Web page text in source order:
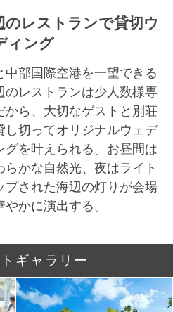
のレストランで貸切ウ
ィング
中部国際空港を一望できる
のレストランは少人数様専
から、大切なゲストと別荘
し切ってオリジナルウェデ
グを叶えられる。お昼間は
らかな自然光、夜はライト
プされた海辺の灯りが会場
やかに演出する。
ギャラリー